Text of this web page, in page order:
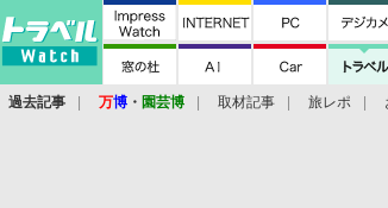
過去記事 万博 ・ 園芸博 取材記事 旅レポ